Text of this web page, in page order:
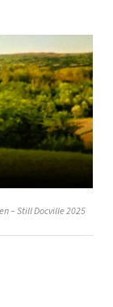
– Still Docville 2025